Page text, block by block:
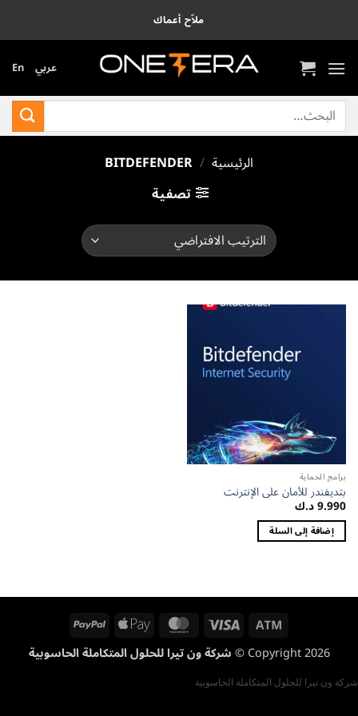
ملاّح أعماك
عربي En
البحث
عن:
الرئيسية /
تصفية
برامج الحماية
بتديفندر للأمان على الإنترنت
9.990د.ك
إضافة إلى السلة
Atm
Visa
MasterCard
Apple
Pay
PayPal
Copyright 2026 ©
شركة ون تيرا للحلول المتكاملة الحاسوبية
شركة ون تيرا للحلول المتكاملة الحاسوبية